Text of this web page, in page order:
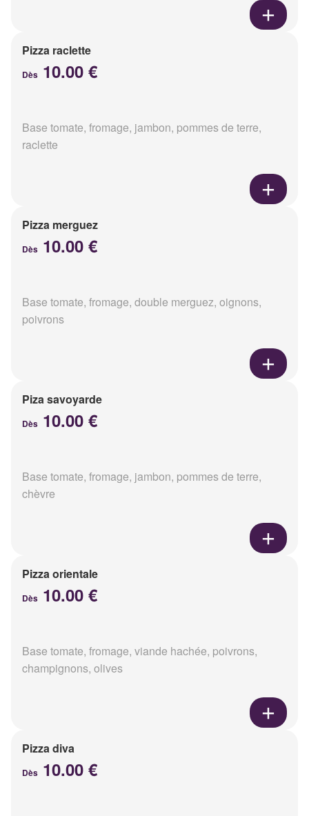
Pizza raclette
Dès 10.00 €
Base tomate, fromage, jambon, pommes de terre,
raclette
Pizza merguez
Dès 10.00 €
Base tomate, fromage, double merguez, oignons,
poivrons
Piza savoyarde
Dès 10.00 €
Base tomate, fromage, jambon, pommes de terre,
chèvre
Pizza orientale
Dès 10.00 €
Base tomate, fromage, viande hachée, poivrons,
champignons, olives
Pizza diva
Dès 10.00 €